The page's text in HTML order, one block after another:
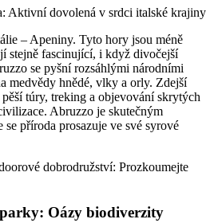
– Apeniny. Tyto hory jsou méně
stejně fascinující, i když divočejší
se pyšní rozsáhlými národními
medvědy hnědé, vlky a orly. Zdejší
túry, treking a objevování skrytých
Abruzzo je skutečným
příroda prosazuje ve své syrové
Oázy biodiverzity